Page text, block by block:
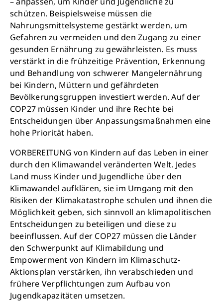
schützen. Beispielsweise müssen die
Nahrungsmittelsysteme gestärkt werden, um
Gefahren zu vermeiden und den Zugang zu einer
gesunden Ernährung zu gewährleisten. Es muss
verstärkt in die frühzeitige Prävention, Erkennung
und Behandlung von schwerer Mangelernährung
bei Kindern, Müttern und gefährdeten
Bevölkerungsgruppen investiert werden. Auf der
COP27 müssen Kinder und ihre Rechte bei
Entscheidungen über Anpassungsmaßnahmen eine
hohe Priorität haben.
VORBEREITUNG von Kindern auf das Leben in einer
durch den Klimawandel veränderten Welt. Jedes
Land muss Kinder und Jugendliche über den
Klimawandel aufklären, sie im Umgang mit den
Risiken der Klimakatastrophe schulen und ihnen die
Möglichkeit geben, sich sinnvoll an klimapolitischen
Entscheidungen zu beteiligen und diese zu
beeinflussen. Auf der COP27 müssen die Länder
den Schwerpunkt auf Klimabildung und
Empowerment von Kindern im Klimaschutz-
Aktionsplan verstärken, ihn verabschieden und
frühere Verpflichtungen zum Aufbau von
Jugendkapazitäten umsetzen.